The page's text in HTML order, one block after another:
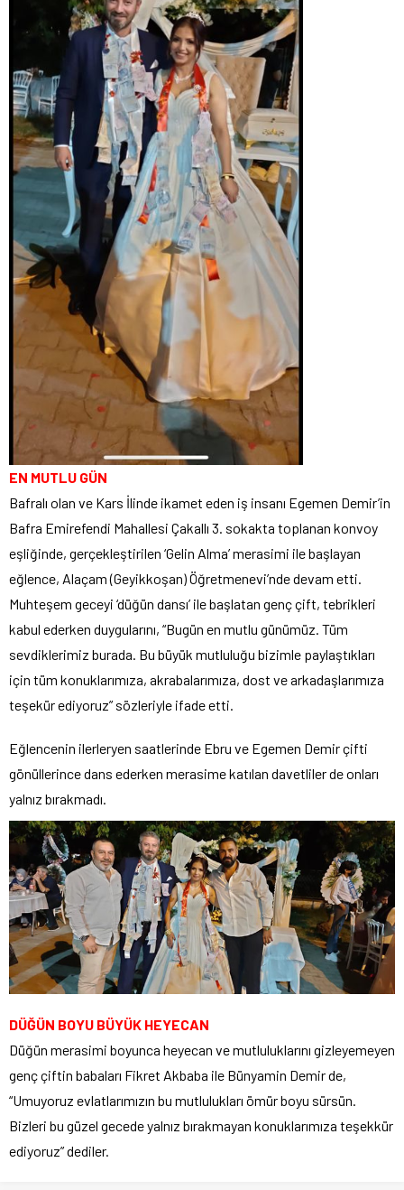
EN MUTLU GÜN
Bafralı olan ve Kars İlinde ikamet eden iş insanı Egemen Demir’in
Bafra Emirefendi Mahallesi Çakallı 3. sokakta toplanan konvoy
eşliğinde, gerçekleştirilen ‘Gelin Alma’ merasimi ile başlayan
eğlence, Alaçam (Geyikkoşan) Öğretmenevi’nde devam etti.
Muhteşem geceyi ‘düğün dansı’ ile başlatan genç çift, tebrikleri
kabul ederken duygularını, “Bugün en mutlu günümüz. Tüm
sevdiklerimiz burada. Bu büyük mutluluğu bizimle paylaştıkları
için tüm konuklarımıza, akrabalarımıza, dost ve arkadaşlarımıza
teşekür ediyoruz” sözleriyle ifade etti.
Eğlencenin ilerleryen saatlerinde Ebru ve Egemen Demir çifti
gönüllerince dans ederken merasime katılan davetliler de onları
yalnız bırakmadı.
DÜĞÜN BOYU BÜYÜK HEYECAN
Düğün merasimi boyunca heyecan ve mutluluklarını gizleyemeyen
genç çiftin babaları Fikret Akbaba ile Bünyamin Demir de,
“Umuyoruz evlatlarımızın bu mutlulukları ömür boyu sürsün.
Bizleri bu güzel gecede yalnız bırakmayan konuklarımıza teşekkür
ediyoruz” dediler.